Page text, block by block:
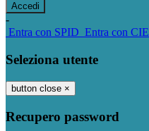
-
Entra con SPID Entra con CIE
Seleziona utente
button close ×
Recupero password